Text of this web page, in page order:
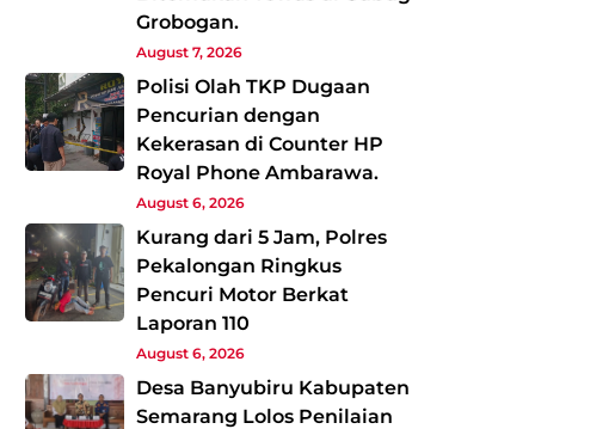
Grobogan.
August 7, 2026
Polisi Olah TKP Dugaan
Pencurian dengan
Kekerasan di Counter HP
Royal Phone Ambarawa.
August 6, 2026
Kurang dari 5 Jam, Polres
Pekalongan Ringkus
Pencuri Motor Berkat
Laporan 110
August 6, 2026
Desa Banyubiru Kabupaten
Semarang Lolos Penilaian